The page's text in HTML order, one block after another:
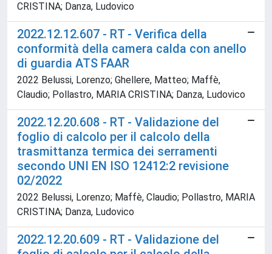
CRISTINA; Danza, Ludovico
2022.12.12.607 - RT - Verifica della
conformità della camera calda con anello
di guardia ATS FAAR
2022 Belussi, Lorenzo; Ghellere, Matteo; Maffè,
Claudio; Pollastro, MARIA CRISTINA; Danza, Ludovico
2022.12.20.608 - RT - Validazione del
foglio di calcolo per il calcolo della
trasmittanza termica dei serramenti
secondo UNI EN ISO 12412:2 revisione
02/2022
2022 Belussi, Lorenzo; Maffè, Claudio; Pollastro, MARIA
CRISTINA; Danza, Ludovico
2022.12.20.609 - RT - Validazione del